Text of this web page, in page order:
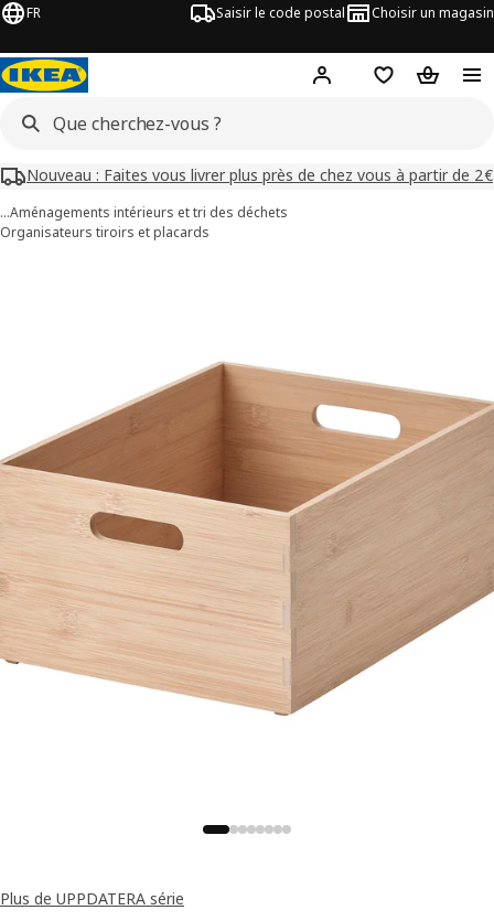
FR Saisir le code postal Choisir un magasin
Mon compteFavorisPanier
Nouveau : Faites vous livrer plus près de chez vous à partir de 2€
…Aménagements intérieurs et tri des déchets
Organisateurs tiroirs et placards
Plus de UPPDATERA série